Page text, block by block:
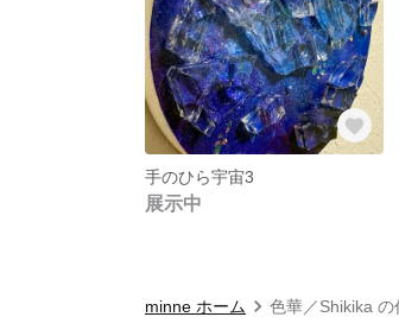
手のひら宇宙3
展示中
minne ホーム 色華／Shikika の